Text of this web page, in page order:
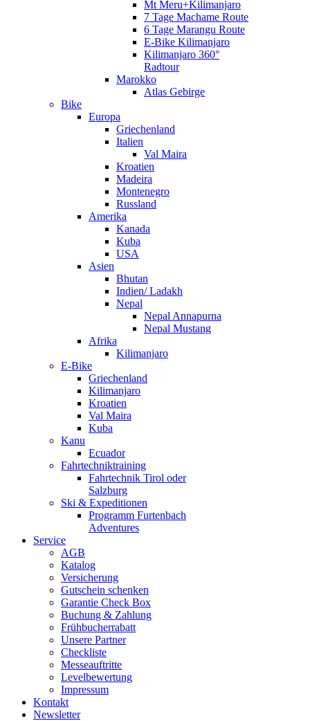
Mt Meru+Kilimanjaro
7 Tage Machame Route
6 Tage Marangu Route
E-Bike Kilimanjaro
Kilimanjaro 360°
Radtour
Marokko
Atlas Gebirge
Bike
Europa
Griechenland
Italien
Val Maira
Kroatien
Madeira
Montenegro
Russland
Amerika
Kanada
Kuba
USA
Asien
Bhutan
Indien/ Ladakh
Nepal
Nepal Annapurna
Nepal Mustang
Afrika
Kilimanjaro
E-Bike
Griechenland
Kilimanjaro
Kroatien
Val Maira
Kuba
Kanu
Ecuador
Fahrtechniktraining
Fahrtechnik Tirol oder
Salzburg
Ski & Expeditionen
Programm Furtenbach
Adventures
Service
AGB
Katalog
Versicherung
Gutschein schenken
Garantie Check Box
Buchung & Zahlung
Frühbucherrabatt
Unsere Partner
Checkliste
Messeauftritte
Levelbewertung
Impressum
Kontakt
Newsletter